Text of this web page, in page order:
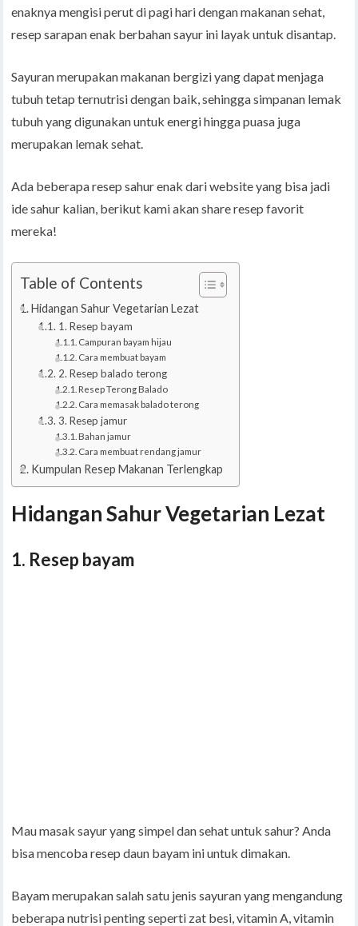
enaknya mengisi perut di pagi hari dengan makanan sehat,
resep sarapan enak berbahan sayur ini layak untuk disantap.
Sayuran merupakan makanan bergizi yang dapat menjaga
tubuh tetap ternutrisi dengan baik, sehingga simpanan lemak
tubuh yang digunakan untuk energi hingga puasa juga
merupakan lemak sehat.
Ada beberapa resep sahur enak dari website yang bisa jadi
ide sahur kalian, berikut kami akan share resep favorit
mereka!
Table of Contents
Hidangan Sahur Vegetarian Lezat
1. Resep bayam
Campuran bayam hijau
Cara membuat bayam
2. Resep balado terong
Resep Terong Balado
Cara memasak balado terong
3. Resep jamur
Bahan jamur
Cara membuat rendang jamur
Kumpulan Resep Makanan Terlengkap
Hidangan Sahur Vegetarian Lezat
1. Resep bayam
Mau masak sayur yang simpel dan sehat untuk sahur? Anda
bisa mencoba resep daun bayam ini untuk dimakan.
Bayam merupakan salah satu jenis sayuran yang mengandung
beberapa nutrisi penting seperti zat besi, vitamin A, vitamin